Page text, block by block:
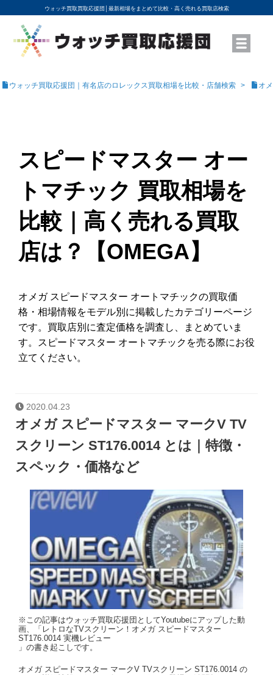
ウォッチ買取買取応援団│ 最新相場をまとめて比較・高く売れる買取店検索
YouTubeで動画を公開中
ROLEXモデル名から買取相場を調べる
高級時計ブランド名から買取相場を調べる
地域から買取店を探す
店舗名から買取店を探す
ブランド時計を高く売る方法
買取査定を依頼する
ウォッチ買取応援団｜有名店のロレックス買取相場を比較・店舗検索 オ
スピードマスター オー
トマチック 買取相場を
比較｜高く売れる買取
店は？【OMEGA】
オメガ スピードマスター オートマチックの買取価
格・相場情報をモデル別に掲載したカテゴリーページ
です。買取店別に査定価格を調査し、まとめていま
す。スピードマスター オートマチックを売る際にお役
立てください。
2020.04.23
オメガ スピードマスター マークV TV
スクリーン ST176.0014 とは｜特徴・
スペック・価格など
※この記事はウォッチ買取応援団としてYoutubeにアップした動
画、「レトロなTVスクリーン！オメガ スピードマスター
ST176.0014 実機レビュー
」の書き起こしです。
オメガ スピードマスター マークV TVスクリーン ST176.0014 の